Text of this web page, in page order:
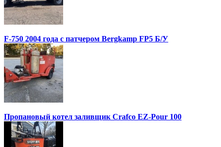
F-750 2004 года с патчером Bergkamp FP5 Б/У
Пропановый котел заливщик Crafco EZ-Pour 100